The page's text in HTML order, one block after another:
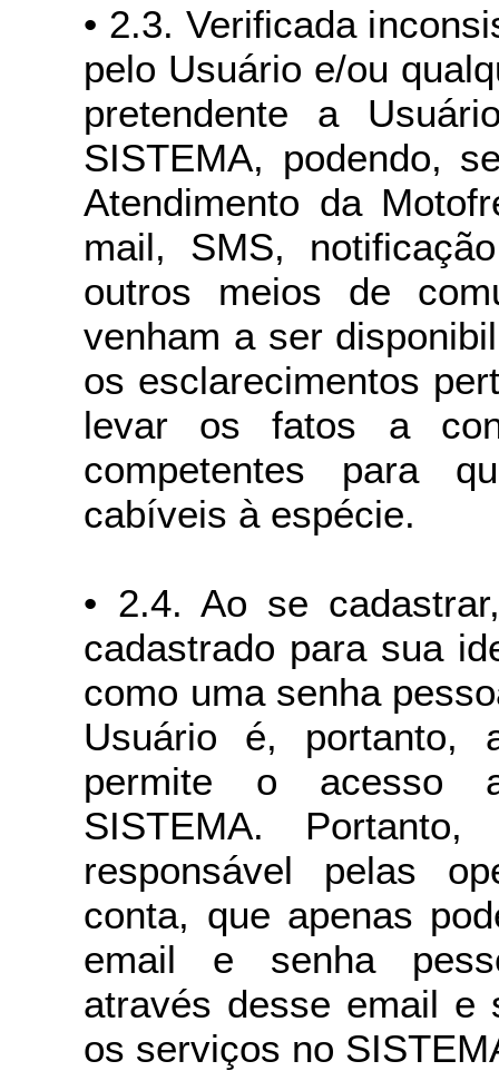
• 2.3. Verificada
pelo Usuário e/ou
pretendente a
SISTEMA, podendo,
Atendimento da
mail, SMS,
outros meios de
venham a ser
os esclarecimentos
levar os fatos a
competentes para
cabíveis à espécie.
• 2.4. Ao se
cadastrado para sua
como uma senha
Usuário é, portanto,
permite o acesso
SISTEMA.
responsável pelas
conta, que apenas
email e senha
através desse email e
os serviços no